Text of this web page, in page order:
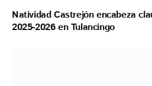
Natividad Castrejón encabeza
2025-2026 en Tulancingo